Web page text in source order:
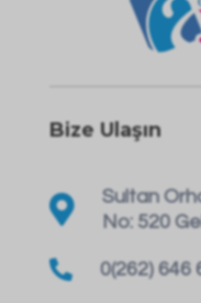
Bize Ulaşın

Sultan
No: 520
 0(262) 646